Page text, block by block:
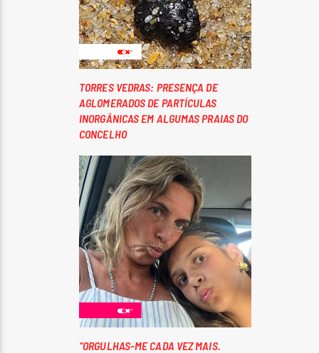
TORRES VEDRAS: PRESENÇA DE
AGLOMERADOS DE PARTÍCULAS
INORGÂNICAS EM ALGUMAS PRAIAS DO
CONCELHO
“ORGULHAS-ME CADA VEZ MAIS.